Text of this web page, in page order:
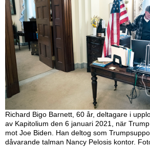
Richard Bigo Barnett, 60 år, deltagare i
av Kapitolium den 6 januari 2021, när
mot Joe Biden. Han deltog som
dåvarande talman Nancy Pelosis kontor.